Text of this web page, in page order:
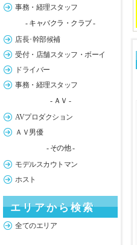
事務・経理スタッフ
- キャバクラ・クラブ -
店長･幹部候補
受付・店舗スタッフ・ボーイ
ドライバー
事務・経理スタッフ
- ＡＶ -
AVプロダクション
ＡＶ男優
- その他 -
モデルスカウトマン
ホスト
エリアから検索
全てのエリア